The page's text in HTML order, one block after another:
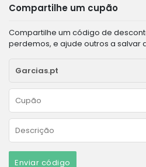
Compartilhe um cupão
Compartilhe um código de
perdemos, e ajude outros a salvar
Enviar código